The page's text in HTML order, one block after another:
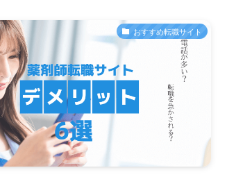
おすすめ転職サイト